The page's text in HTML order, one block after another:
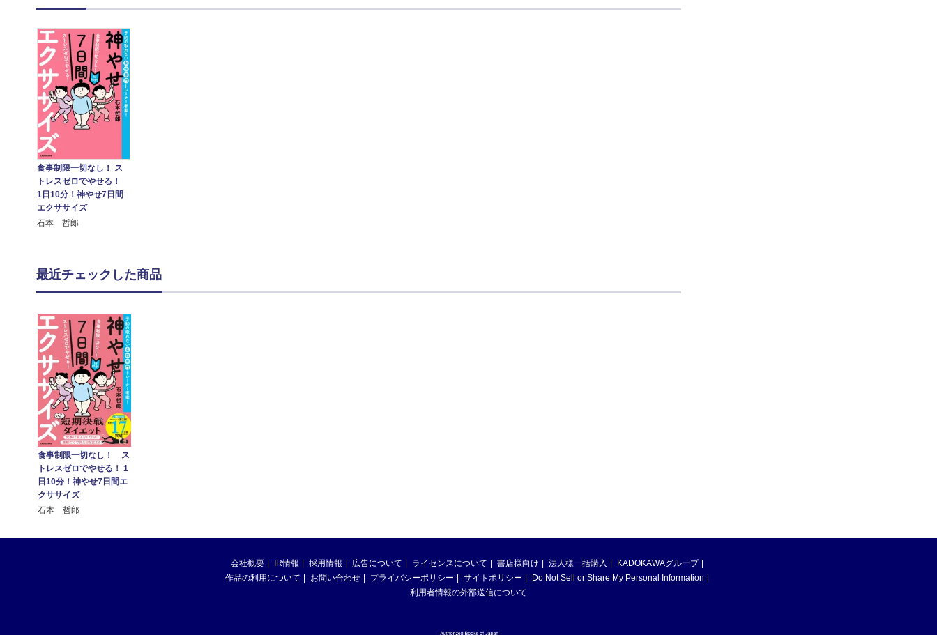
食事制限一切なし！ ス
トレスゼロでやせる！
1日10分！神やせ7日間
エクササイズ
石本 哲郎
最近チェックした商品
食事制限一切なし！ ス
トレスゼロでやせる！ 1
日10分！神やせ7日間エ
クササイズ
石本 哲郎
会社概要 IR情報 採用情報 広告について ライセンスについて 書店様向け 法人様一括購入
KADOKAWAグループ
作品の利用について
お問い合わせ プライバシーポリシー サイトポリシー
Do Not Sell or Share My Personal Information
利用者情報の外部送信について